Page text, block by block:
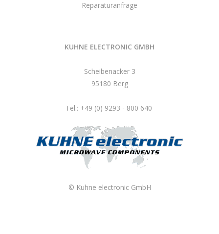
Reparaturanfrage
KUHNE ELECTRONIC GMBH
Scheibenacker 3
95180 Berg
Tel.: +49 (0) 9293 - 800 640
© Kuhne electronic GmbH